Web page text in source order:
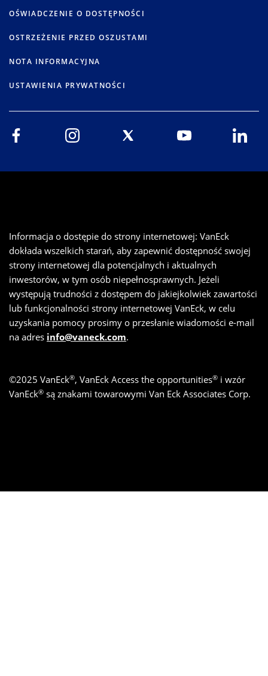
OŚWIADCZENIE O DOSTĘPNOŚCI
OSTRZEŻENIE PRZED OSZUSTAMI
NOTA INFORMACYJNA
USTAWIENIA PRYWATNOŚCI
Informacja o dostępie do strony internetowej: VanEck
dokłada wszelkich starań, aby zapewnić dostępność swojej
strony internetowej dla potencjalnych i aktualnych
inwestorów, w tym osób niepełnosprawnych. Jeżeli
występują trudności z dostępem do jakiejkolwiek zawartości
lub funkcjonalności strony internetowej VanEck, w celu
uzyskania pomocy prosimy o przesłanie wiadomości e-mail
na adres info@vaneck.com.
©2025 VanEck®, VanEck Access the opportunities® i wzór
VanEck® są znakami towarowymi Van Eck Associates Corp.